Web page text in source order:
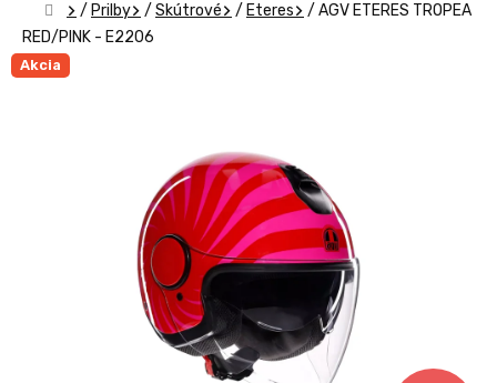
Domov
/ Prilby / Skútrové / Eteres / AGV ETERES TROPEA
RED/PINK - E2206
Akcia